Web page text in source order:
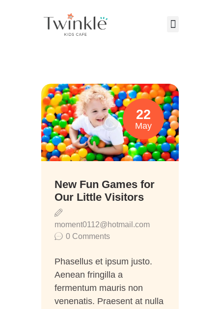
ABOUT US
PARTIES & EVENTS
CAFE MENU
CONTACT US
22
May
New Fun Games for
Our Little Visitors
0 Comments
moment0112@hotmail.com
Phasellus et ipsum justo.
Aenean fringilla a
fermentum mauris non
venenatis. Praesent at nulla